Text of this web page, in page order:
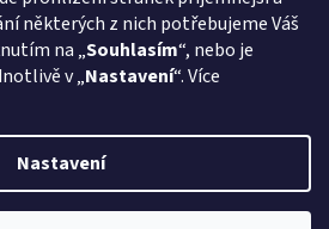
některých z nich potřebujeme Váš
na „Souhlasím“, nebo je
v „Nastavení“. Více
Nastavení
ověřeno, zda jste starší 18ti let pomocí
kuřáků. Všechna práva vyhrazena.